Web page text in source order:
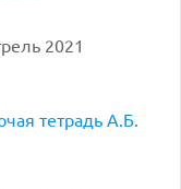
2021
тетрадь А.Б.